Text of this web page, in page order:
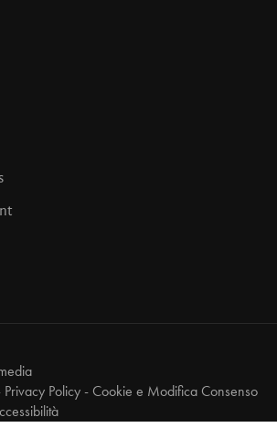
Privacy Policy - Cookie e Modifica Consenso